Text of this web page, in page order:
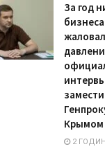
За год
Крымом
2